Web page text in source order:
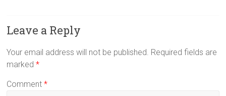
Leave a Reply
Your email address will not be published. Required fields are
marked*
Comment*